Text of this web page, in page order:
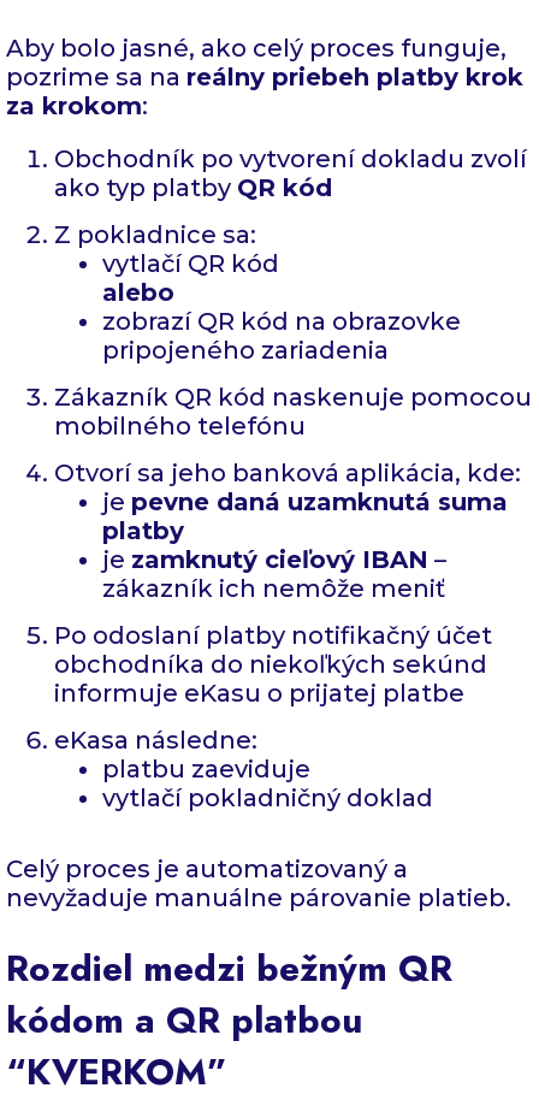
Aby bolo jasné, ako celý proces funguje,
pozrime sa na reálny priebeh platby krok
za krokom:
Obchodník po vytvorení dokladu zvolí
ako typ platby QR kód
Z pokladnice sa:
vytlačí QR kód
alebo
zobrazí QR kód na obrazovke
pripojeného zariadenia
Zákazník QR kód naskenuje pomocou
mobilného telefónu
Otvorí sa jeho banková aplikácia, kde:
je pevne daná uzamknutá suma
platby
je zamknutý cieľový IBAN –
zákazník ich nemôže meniť
Po odoslaní platby notifikačný účet
obchodníka do niekoľkých sekúnd
informuje eKasu o prijatej platbe
eKasa následne:
platbu zaeviduje
vytlačí pokladničný doklad
Celý proces je automatizovaný a
nevyžaduje manuálne párovanie platieb.
Rozdiel medzi bežným QR
kódom a QR platbou
“KVERKOM”